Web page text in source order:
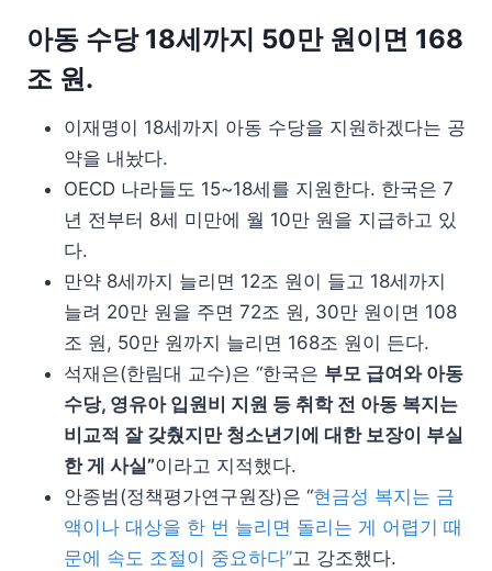
아동 수당 18세까지 50만 원이면 168
조 원.
이재명이 18세까지 아동 수당을 지원하겠다는 공
약을 내놨다.
OECD 나라들도 15~18세를 지원한다. 한국은 7
년 전부터 8세 미만에 월 10만 원을 지급하고 있
다.
만약 8세까지 늘리면 12조 원이 들고 18세까지
늘려 20만 원을 주면 72조 원, 30만 원이면 108
조 원, 50만 원까지 늘리면 168조 원이 든다.
석재은(한림대 교수)은 “한국은 부모 급여와 아동
수당, 영유아 입원비 지원 등 취학 전 아동 복지는
비교적 잘 갖췄지만 청소년기에 대한 보장이 부실
한 게 사실”이라고 지적했다.
안종범(정책평가연구원장)은 “현금성 복지는 금
액이나 대상을 한 번 늘리면 돌리는 게 어렵기 때
문에 속도 조절이 중요하다”고 강조했다.